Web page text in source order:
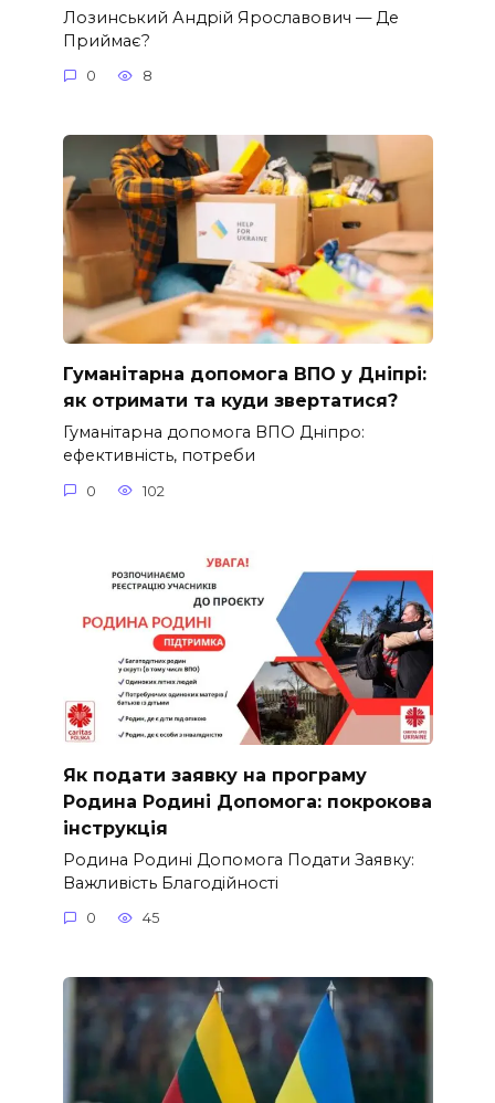
Лозинський Андрій Ярославович — Де
Приймає?
0 8
Гуманітарна допомога ВПО у Дніпрі:
як отримати та куди звертатися?
Гуманітарна допомога ВПО Дніпро:
ефективність, потреби
0 102
Як подати заявку на програму
Родина Родині Допомога: покрокова
інструкція
Родина Родині Допомога Подати Заявку:
Важливість Благодійності
0 45